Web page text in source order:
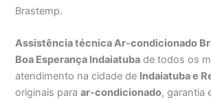
Brastemp.
Assistência técnica Ar-condicionado
Boa Esperança Indaiatuba de todos os
atendimento na cidade de Indaiatuba e
originais paraar-condicionado, garantia